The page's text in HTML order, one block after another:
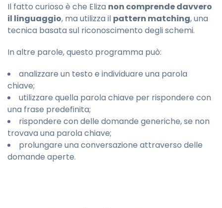
Il fatto curioso è che Eliza non comprende davvero
il linguaggio, ma utilizza il pattern matching, una
tecnica basata sul riconoscimento degli schemi.
In altre parole, questo programma può:
analizzare un testo e individuare una parola
chiave;
utilizzare quella parola chiave per rispondere con
una frase predefinita;
rispondere con delle domande generiche, se non
trovava una parola chiave;
prolungare una conversazione attraverso delle
domande aperte.